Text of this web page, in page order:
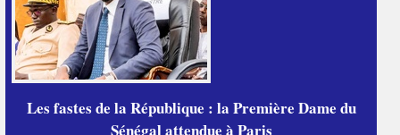
Les fastes de la République : la Première Dame du
Sénégal attendue à Paris